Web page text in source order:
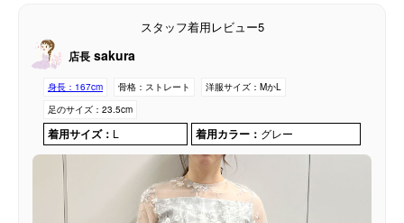
スタッフ着用レビュー5
店長 sakura
身長： 167cm 骨格： ストレート 洋服サイズ： MかL
足のサイズ： 23.5cm
着用サイズ： L 着用カラー： グレー